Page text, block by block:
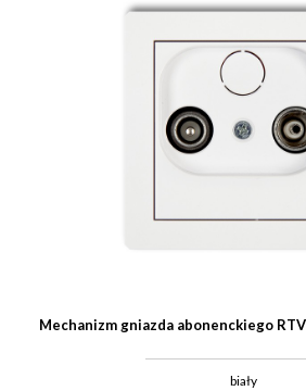
Mechanizm gniazda abonenckiego
biały